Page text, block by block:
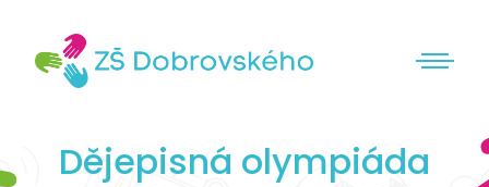
Dějepisná olympiáda